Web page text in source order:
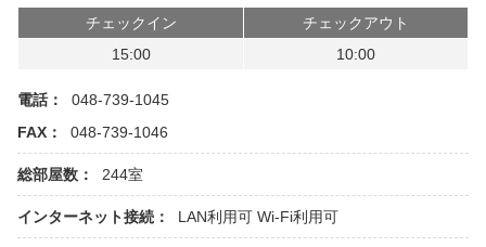
チェックイン
チェックアウト
15:00
10:00
電話：
048-739-1045
FAX：
048-739-1046
総部屋数： 244室
インターネット接続： LAN利用可 Wi-Fi利用可